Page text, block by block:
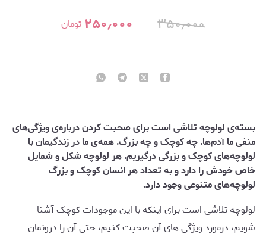
۳۵۰٫۰۰۰ ۲۵۰٫۰۰۰ تومان
بسته‌ی لولوچه تلاشی است برای صحبت کردن درباره‌ی ویژگی‌های
منفی ما آدم‌ها. چه کوچک و چه بزرگ. همه‌ی ما در زندگیمان با
لولوچه‌های کوچک و بزرگی درگیریم. هر لولوچه شکل و شمایل
خاص خودش را دارد و به تعداد هر انسان کوچک و بزرگ
لولوچه‌های متنوعی وجود دارد.
لولوچه تلاشی است برای اینکه با این موجودات کوچک آشنا
شویم، درمورد ویژگی های آن صحبت کنیم، حتی آن را درونمان